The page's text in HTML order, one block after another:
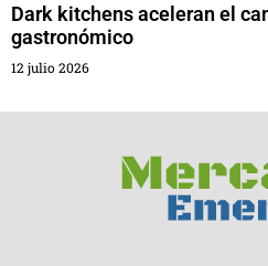
Dark kitchens aceleran el
gastronómico
12 julio 2026